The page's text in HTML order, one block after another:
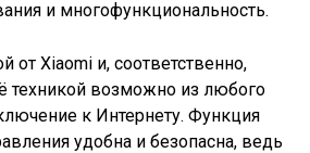
и многофункциональность.
от Xiaomi и, соответственно,
техникой возможно из любого
к Интернету. Функция
удобна и безопасна, ведь